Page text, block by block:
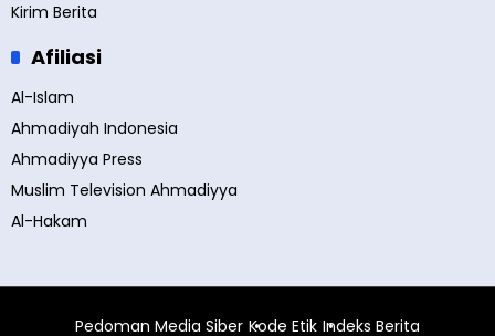
Kirim Berita
Afiliasi
Al-Islam
Ahmadiyah Indonesia
Ahmadiyya Press
Muslim Television Ahmadiyya
Al-Hakam
Pedoman Media Siber Kode Etik Indeks Berita